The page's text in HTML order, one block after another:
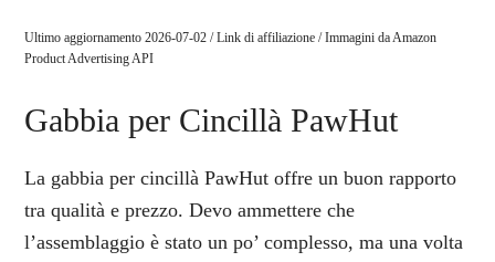
Ultimo aggiornamento 2026-07-02 / Link di affiliazione / Immagini da Amazon
Product Advertising API
Gabbia per Cincillà PawHut
La gabbia per cincillà PawHut offre un buon rapporto
tra qualità e prezzo. Devo ammettere che
l’assemblaggio è stato un po’ complesso, ma una volta